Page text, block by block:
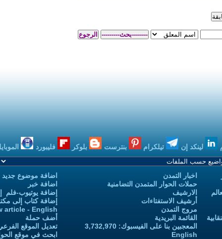
بنترست بلوكر فليبورد الموبايل بودكاست
التضامنية
اضافة خبر
إضافة يوتيوب-فلم إلى يوتيوب التمدن
Add new article - English
تعديل الموقع الفرعي للكاتب-ة
ابحث في موقع الحوار المتمدن